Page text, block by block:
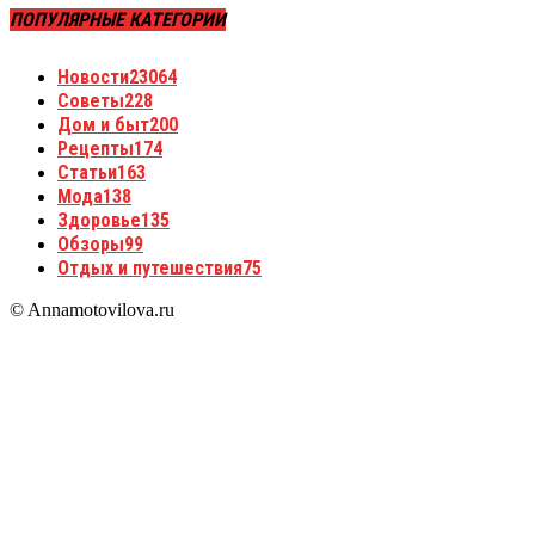
ПОПУЛЯРНЫЕ КАТЕГОРИИ
Новости23064
Советы228
Дом и быт200
Рецепты174
Статьи163
Мода138
Здоровье135
Обзоры99
Отдых и путешествия75
© Annamotovilova.ru